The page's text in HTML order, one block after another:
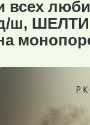
всех
ш,